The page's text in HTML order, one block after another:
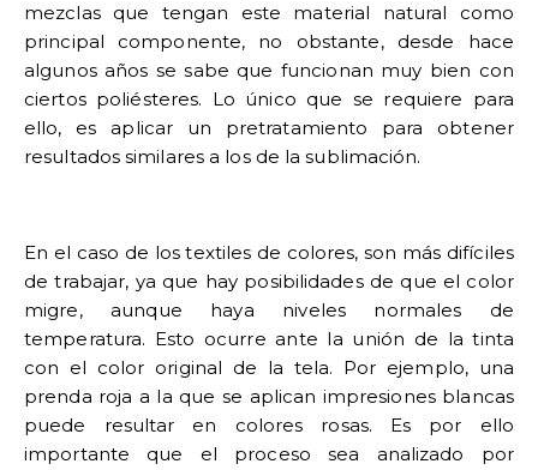
mezclas que tengan este material natural como
principal componente, no obstante, desde hace
algunos años se sabe que funcionan muy bien con
ciertos poliésteres. Lo único que se requiere para
ello, es aplicar un pretratamiento para obtener
resultados similares a los de la sublimación.
En el caso de los textiles de colores, son más difíciles
de trabajar, ya que hay posibilidades de que el color
migre, aunque haya niveles normales de
temperatura. Esto ocurre ante la unión de la tinta
con el color original de la tela. Por ejemplo, una
prenda roja a la que se aplican impresiones blancas
puede resultar en colores rosas. Es por ello
importante que el proceso sea analizado por